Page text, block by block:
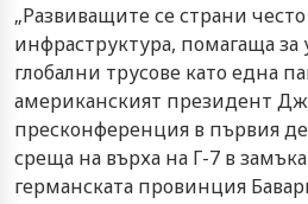
„Развиващите се страни
инфраструктура, помагаща за
глобални трусове като една
американският президент
пресконференция в първия
среща на върха на Г-7 в
германската провинция